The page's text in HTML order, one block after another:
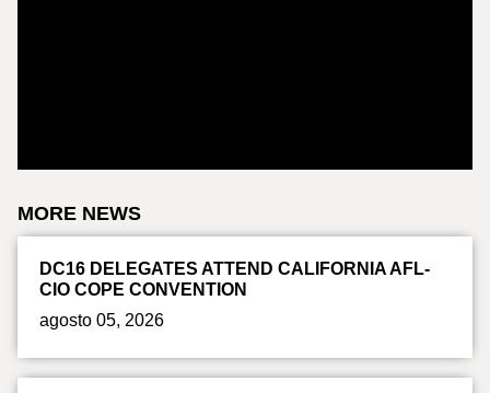
MORE NEWS
DC16 DELEGATES ATTEND CALIFORNIA AFL-
CIO COPE CONVENTION
agosto 05, 2026